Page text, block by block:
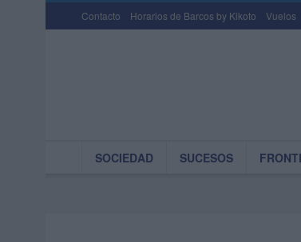
Contacto Horarios de Barcos by Kikoto Vuelos
SOCIEDAD SUCESOS